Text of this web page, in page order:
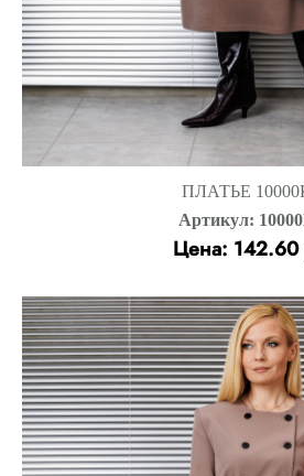
ПЛАТЬЕ
Артикул:
Цена: 142.60